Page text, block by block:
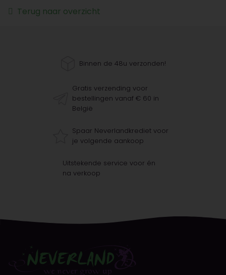
Terug naar overzicht
Binnen de 48u verzonden!
Gratis verzending voor
bestellingen vanaf € 60 in
België
Spaar Neverlandkrediet voor
je volgende aankoop
Uitstekende service voor én
na verkoop